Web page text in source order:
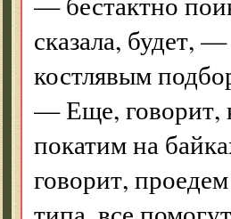
сказала, будет,
костлявым
— Еще, говорит,
покатим на
говорит,